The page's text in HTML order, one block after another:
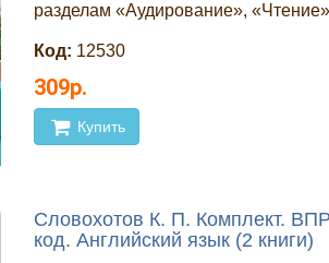
разделам «Аудирование»,
Код: 12530
309р.
Купить
Словохотов К. П. Комплект.
код. Английский язык (2 книги)